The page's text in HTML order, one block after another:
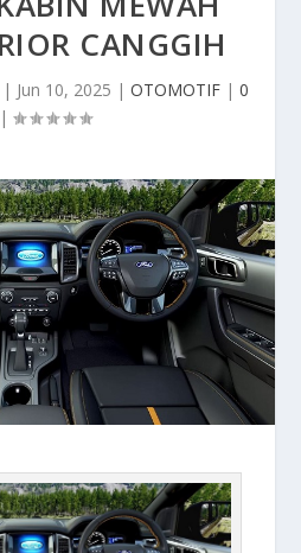
CANGGIH
| Jun 10, 2025 | OTOMOTIF | 0
|